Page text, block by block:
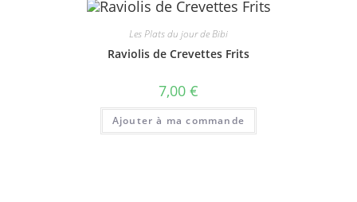
Les Plats du jour de Bibi
Raviolis de Crevettes Frits
7,00 €
Ajouter à ma commande